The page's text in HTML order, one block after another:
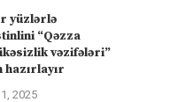
yüzlərlə
“Qəzza
vəzifələri”
hazırlayır
2025